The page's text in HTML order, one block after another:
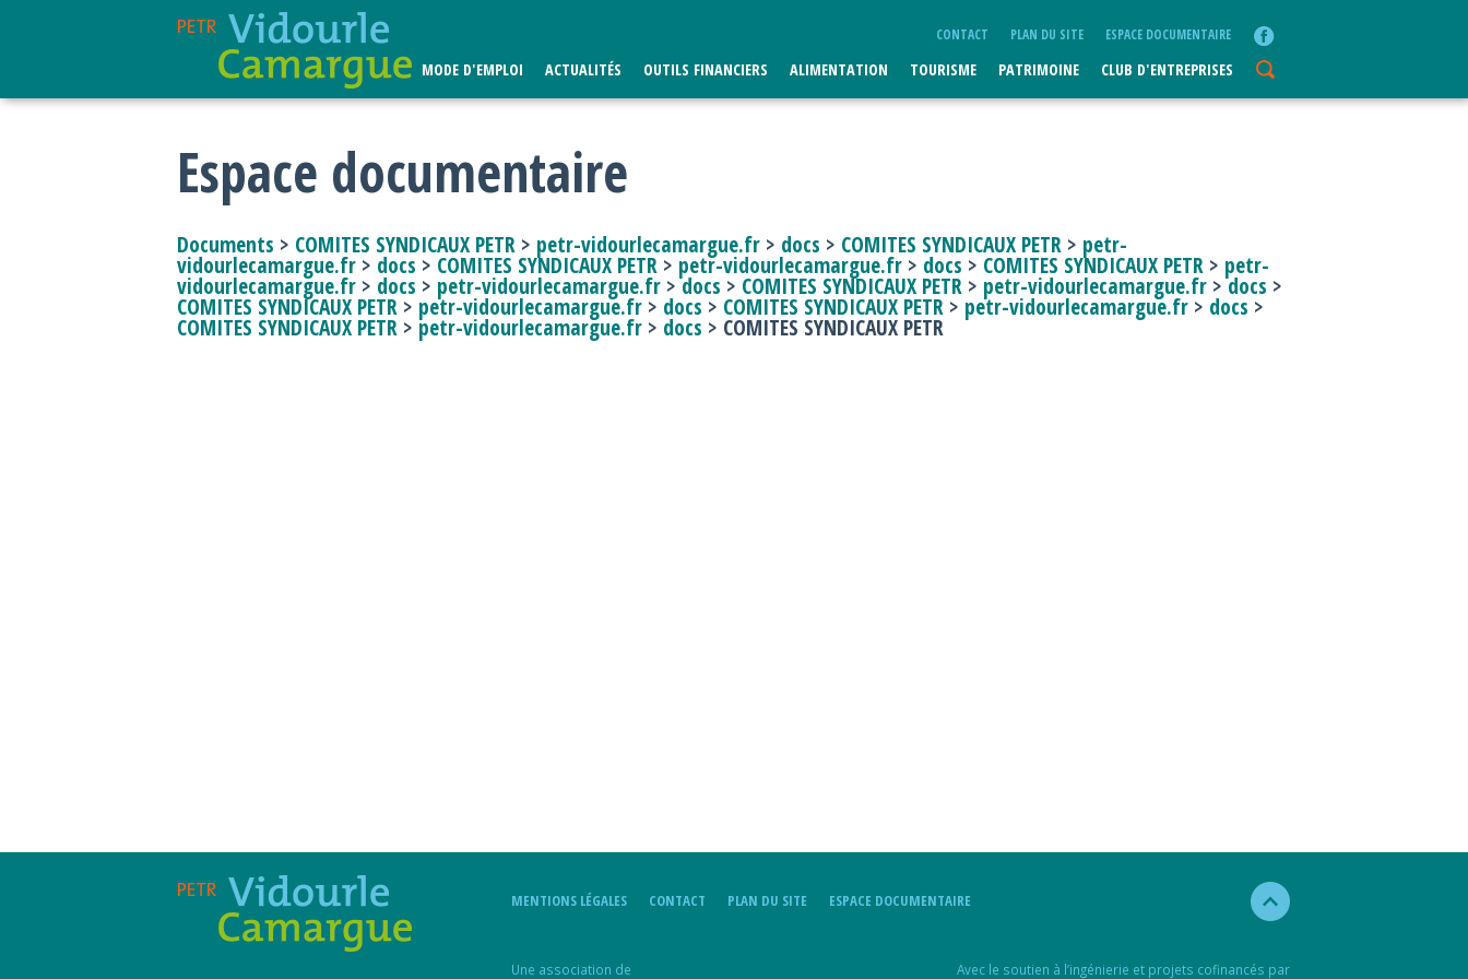
MODE D'EMPLOI ACTUALITÉS OUTILS FINANCIERS ALIMENTATION TOURISME PATRIMOINE CLUB D'ENTREPRISES
CONTACT PLAN DU SITE ESPACE DOCUMENTAIRE
Vous êtes ici Accueil Espace documentaire
Espace documentaire
Documents > COMITES SYNDICAUX PETR > petr-vidourlecamargue.fr > docs > COMITES SYNDICAUX PETR > petr-
vidourlecamargue.fr > docs > COMITES SYNDICAUX PETR > petr-vidourlecamargue.fr > docs > COMITES SYNDICAUX PETR > petr-
vidourlecamargue.fr > docs > petr-vidourlecamargue.fr >docs > COMITES SYNDICAUX PETR > petr-vidourlecamargue.fr >docs >
COMITES SYNDICAUX PETR > petr-vidourlecamargue.fr > docs > COMITES SYNDICAUX PETR > petr-vidourlecamargue.fr > docs >
COMITES SYNDICAUX PETR > petr-vidourlecamargue.fr > docs > COMITES SYNDICAUX PETR
MENTIONS LÉGALES CONTACT PLAN DU SITE ESPACE DOCUMENTAIRE
Une association de Avec le soutien à l’ingénierie et projets cofinancés par